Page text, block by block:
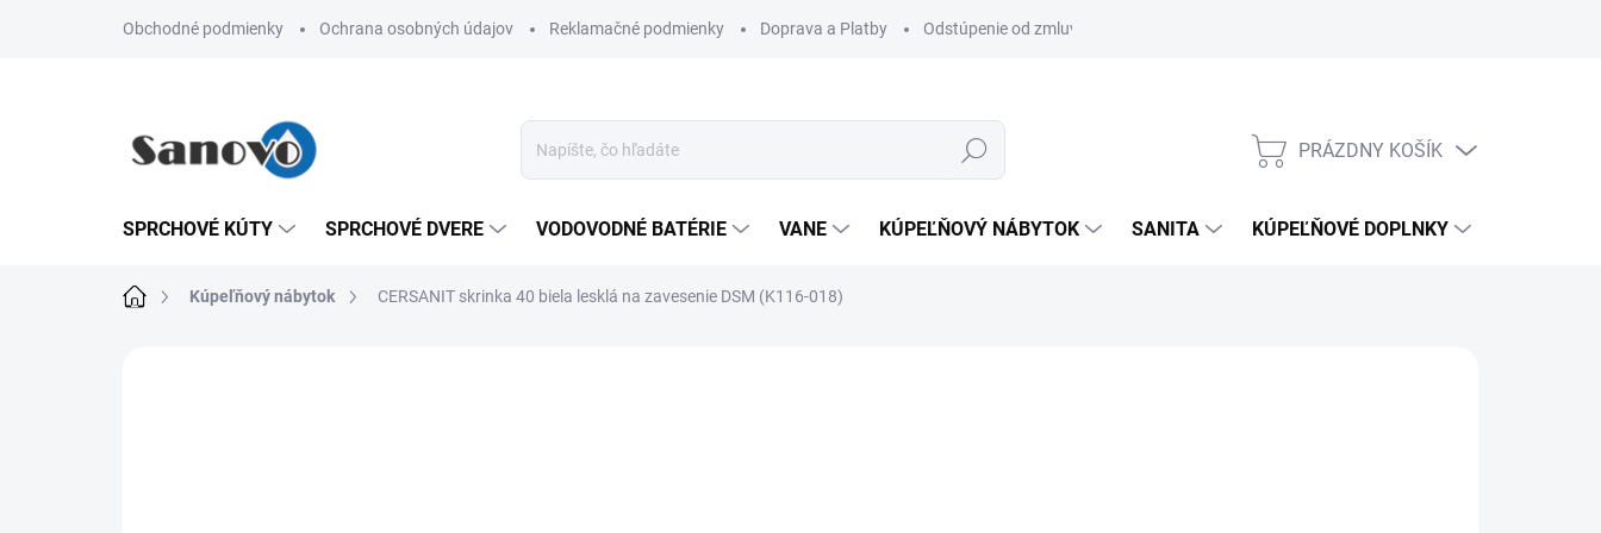
Obchodné podmienky Ochrana osobných údajov Reklamačné podmienky Doprava a Platby Odstúpenie od zmluvy
Hľadať
NÁKUPNÝ
PRÁZDNY KOŠÍK
SPRCHOVÉ KÚTY SPRCHOVÉ DVERE VODOVODNÉ BATÉRIE VANE KÚPEĽŇOVÝ NÁBYTOK SANITA KÚPEĽŇOVÉ DOPLNKY
DomovKúpeľňový nábytok CERSANIT skrinka 40 biela lesklá na zavesenie DSM (K116-018)